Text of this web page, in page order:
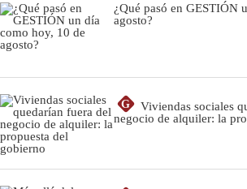
¿Qué pasó en GESTIÓN
agosto?
G
Viviendas sociales
negocio de alquiler: la